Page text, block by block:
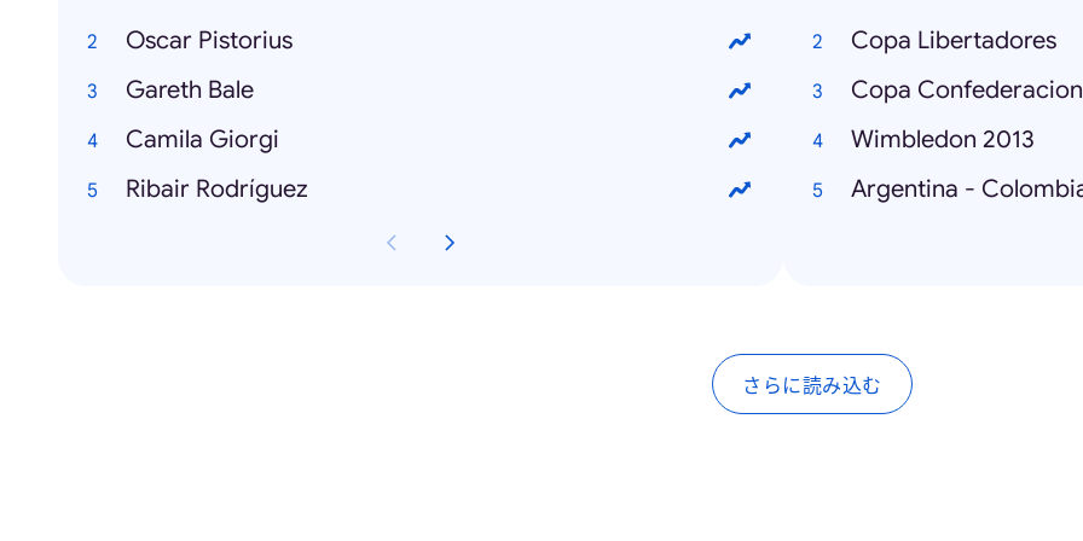
Oscar Pistorius
Gareth Bale
Camila Giorgi
Ribair Rodríguez
Copa Libertadores
Copa
Wimbledon 2013
Argentina -
さらに読み込む